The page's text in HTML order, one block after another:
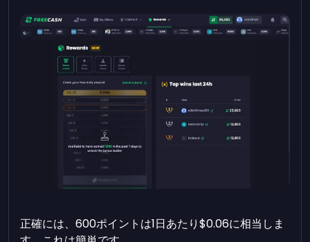
正確には、600ポイントは1日あたり$0.06に相当しま